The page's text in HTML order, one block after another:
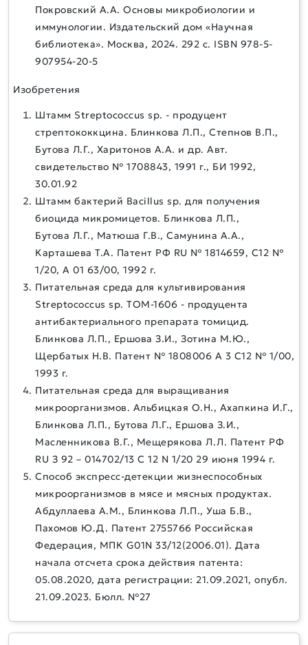
Покровский А.А. Основы микробиологии и
иммунологии. Издательский дом «Научная
библиотека». Москва, 2024. 292 с. ISBN 978-5-
907954-20-5
Изобретения
Штамм Streptococcus sp. - продуцент
стрептококкцина. Блинкова Л.П., Степнов В.П.,
Бутова Л.Г., Харитонов А.А. и др. Авт.
свидетельство № 1708843, 1991 г., БИ 1992,
30.01.92
Штамм бактерий Bacillus sp. для получения
биоцида микромицетов. Блинкова Л.П.,
Бутова Л.Г., Матюша Г.В., Самунина А.А.,
Карташева Т.А. Патент РФ RU № 1814659, С12 №
1/20, A 01 63/00, 1992 г.
Питательная среда для культивирования
Streptococcus sp. ТОМ-1606 - продуцента
антибактериального препарата томицид.
Блинкова Л.П., Ершова З.И., Зотина М.Ю.,
Щербатых Н.В. Патент № 1808006 А 3 С12 № 1/00,
1993 г.
Питательная среда для выращивания
микроорганизмов. Альбицкая О.Н., Ахапкина И.Г.,
Блинкова Л.П., Бутова Л.Г., Ершова З.И.,
Масленникова В.Г., Мещерякова Л.Л. Патент РФ
RU З 92 – 014702/13 C 12 N 1/20 29 июня 1994 г.
Способ экспресс-детекции жизнеспособных
микроорганизмов в мясе и мясных продуктах.
Абдуллаева А.М., Блинкова Л.П., Уша Б.В.,
Пахомов Ю.Д. Патент 2755766 Российская
Федерация, МПК G01N 33/12(2006.01). Дата
начала отсчета срока действия патента:
05.08.2020, дата регистрации: 21.09.2021, опубл.
21.09.2023. Бюлл. №27